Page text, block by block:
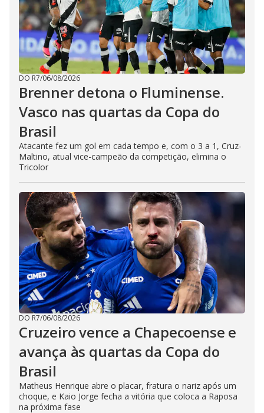
DO R7/06/08/2026
Brenner detona o Fluminense.
Vasco nas quartas da Copa do
Brasil
Atacante fez um gol em cada tempo e, com o 3 a 1, Cruz-
Maltino, atual vice-campeão da competição, elimina o
Tricolor
DO R7/06/08/2026
Cruzeiro vence a Chapecoense e
avança às quartas da Copa do
Brasil
Matheus Henrique abre o placar, fratura o nariz após um
choque, e Kaio Jorge fecha a vitória que coloca a Raposa
na próxima fase